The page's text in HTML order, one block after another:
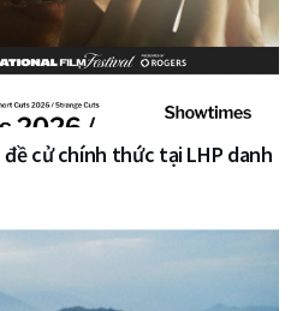
đề cử chính thức tại LHP danh